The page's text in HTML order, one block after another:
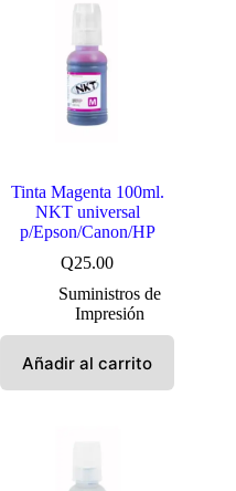
Tinta Magenta 100ml.
NKT universal
p/Epson/Canon/HP
Q25.00
Suministros de
Impresión
Añadir al carrito